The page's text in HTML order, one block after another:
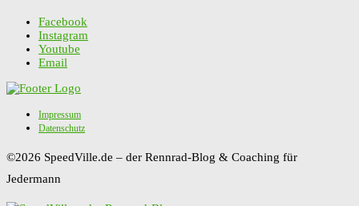
Facebook
Instagram
Youtube
Email
Impressum
Datenschutz
©2026 SpeedVille.de – der Rennrad-Blog & Coaching für
Jedermann